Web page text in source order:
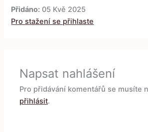
Přidáno: 05 Kvě 2025
Pro stažení se přihlaste
Napsat nahlášení
Pro přidávání komentářů se musíte
přihlásit.